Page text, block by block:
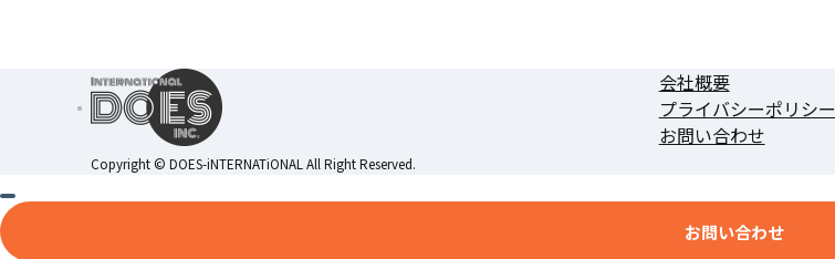
会社概要
プライバシーポリシー
お問い合わせ
Copyright ©︎ DOES-iNTERNATiONAL All Right Reserved.
お問い合わせ